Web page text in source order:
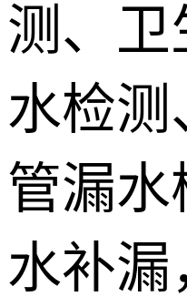
测、卫
水检测
管漏水
水补漏